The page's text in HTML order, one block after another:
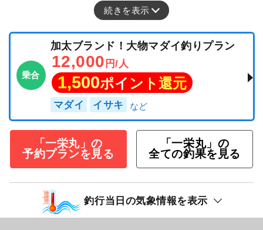
続きを表示
乗合
加太ブランド！大物マダイ釣りプラン
12,000 円/人
1,500ポイント還元
マダイ イサキ
「一栄丸」の
予約プランを見る
「一栄丸」の
全ての釣果を見る
釣行当日の気象情報を表示